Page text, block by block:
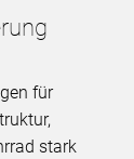
für
stark